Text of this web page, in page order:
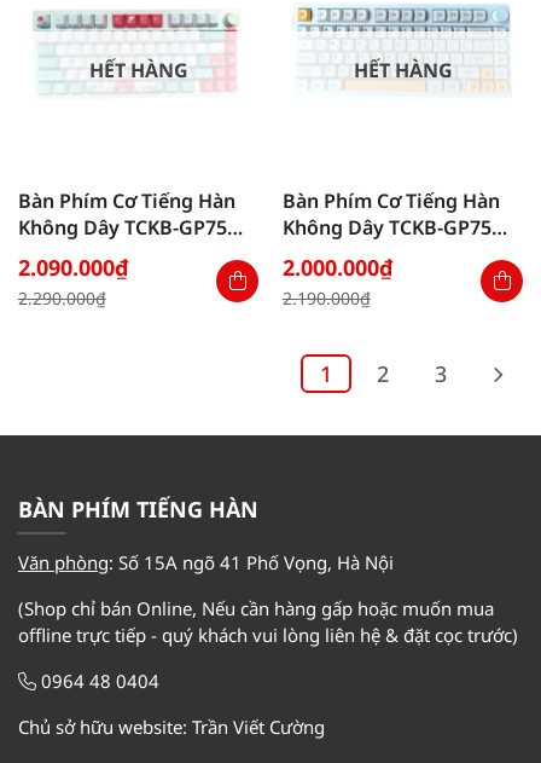
HẾT HÀNG
Bàn Phím Cơ Tiếng Hàn
Không Dây TCKB-GP75
Coral Sea White
2.290.000₫
Giá
gốc
2.090.000₫
Giá
hiện
HẾT HÀNG
Bàn Phím Cơ Tiếng Hàn
Không Dây TCKB-GP75
Bee White
2.190.000₫
Giá
gốc
2.000.000₫
Giá
hiện
2.000.000₫.
1 2 3
BÀN PHÍM TIẾNG HÀN
Văn phòng: Số 15A ngõ 41 Phố Vọng, Hà Nội
(Shop chỉ bán Online, Nếu cần hàng gấp hoặc muốn mua
offline trực tiếp - quý khách vui lòng liên hệ & đặt cọc trước)
0964 48 0404
Chủ sở hữu website: Trần Viết Cường